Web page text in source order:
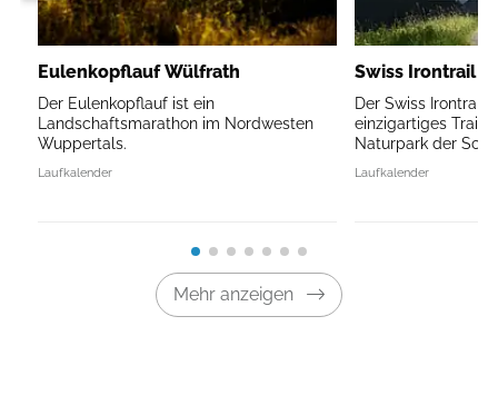
Eulenkopflauf Wülfrath
Der Eulenkopflauf ist ein
Landschaftsmarathon im Nordwesten
Wuppertals.
Laufkalender
Swiss Irontrail
Der Swiss Irontrail
einzigartiges
Naturpark der
Laufkalender
Mehr anzeigen